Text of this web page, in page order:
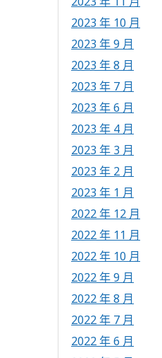
2023 年 10 月
2023 年 9 月
2023 年 8 月
2023 年 7 月
2023 年 6 月
2023 年 4 月
2023 年 3 月
2023 年 2 月
2023 年 1 月
2022 年 12 月
2022 年 11 月
2022 年 10 月
2022 年 9 月
2022 年 8 月
2022 年 7 月
2022 年 6 月